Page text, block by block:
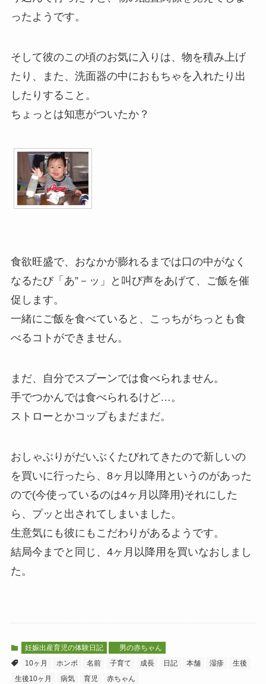
ったようです。
そして彼のこの頃のお気に入りは、物を積み上げ
たり、また、洗面器の中におもちゃを入れたり出
したりすること。
ちょっとは知恵がついたか？
食欲旺盛で、おなかが膨れるまでは口の中がなく
なるたび「あ”－ッ」と叫び声をあげて、ご飯を催
促します。
一緒にご飯を食べていると、こっちがちっとも食
べるコトができません。
まだ、自分でスプーンでは食べられません。
手でつかんでは食べられるけど…。
ストローとかコップもまだまだ。
おしゃぶりがだいぶくたびれてきたので新しいの
を買いに行ったら、8ヶ月以降用というのがあった
ので(今使っているのは4ヶ月以降用)それにした
ら、プッと出されてしまいました。
生意気にも彼にもこだわりがあるようです。
結局今までと同じ、4ヶ月以降用を買いなおしまし
た。
妊娠出産育児の体験日記
男の赤ちゃん
10ヶ月
ホンポ 名前 子育て 成長 日記 本舗 湿疹
生後
生後10ヶ月
病気 育児 赤ちゃん